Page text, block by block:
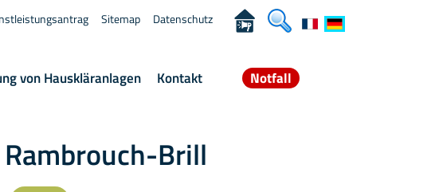
von Hauskläranlagen Kontakt Notfall
Sitemap Datenschutz
Brill